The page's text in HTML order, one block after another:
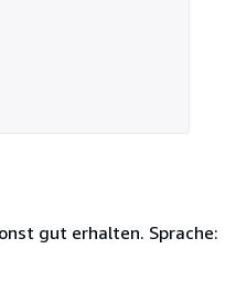
gut erhalten. Sprache: